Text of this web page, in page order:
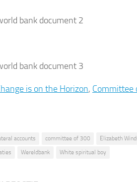
is on the Horizon, Committee
accounts committee of 300 Elizabeth
Wereldbank White spiritual boy